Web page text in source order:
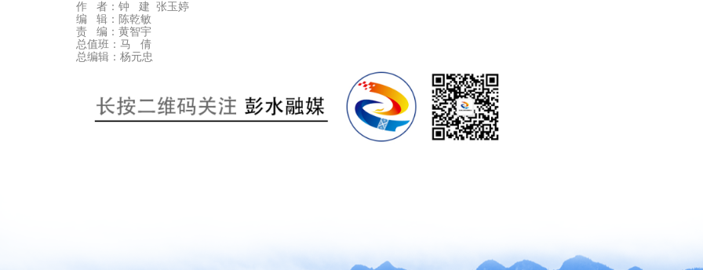
作 者： 钟 建 张玉婷
编 辑：陈乾敏
责 编：黄智宇
总值班：马 倩
总编辑：杨元忠